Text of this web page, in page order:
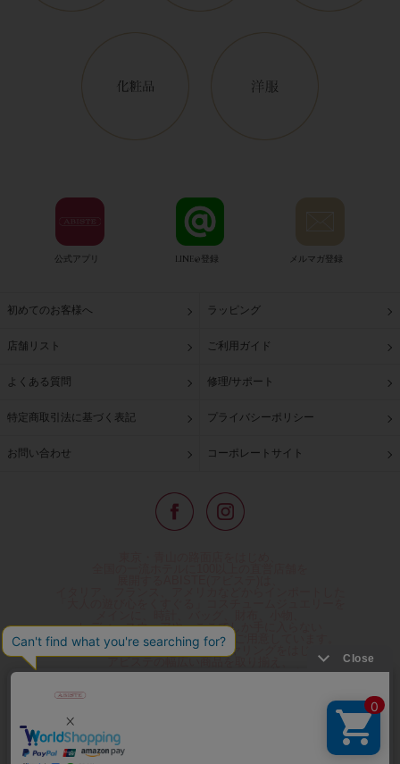
公式アプリ LINE@登録 メルマガ登録
初めてのお客様へ ラッピング
店舗リスト ご利用ガイド
よくある質問 修理/サポート
特定商取引法に基づく表記 プライバシーポリシー
お問い合わせ コーポレートサイト
レディースウェアや、ここでしか手に入らない
オリジナルアイテムなどを幅広くご用意しています。
公式通販サイトではネックレスやイヤリングをはじめとする
人気ランキングやテレビなどメディア着用商品、
心躍るインポートアクセサリーや時計、小物などで、
お客様の日常をほんの少し豊かにし、
夢やときめきを与えられるよう願っています。